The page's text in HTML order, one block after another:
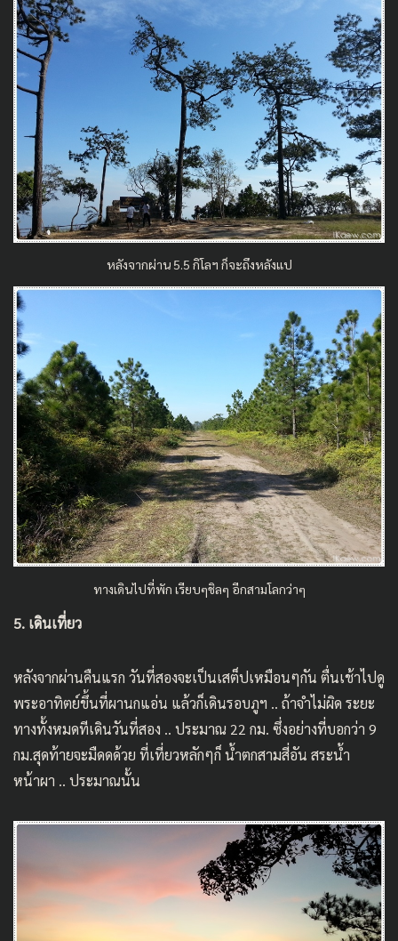
หลังจากผ่าน 5.5 กิโลฯ ก็จะถึงหลังแป
ทางเดินไปที่พัก เรียบๆชิลๆ อีกสามโลกว่าๆ
5. เดินเที่ยว
หลังจากผ่านคืนแรก วันที่สองจะเป็นเสต็ปเหมือนๆกัน ตื่นเช้าไปดู
พระอาทิตย์ขึ้นที่ผานกแอ่น แล้วก็เดินรอบภูฯ .. ถ้าจำไม่ผิด ระยะ
ทางทั้งหมดทีเดินวันที่สอง .. ประมาณ 22 กม. ซึ่งอย่างที่บอกว่า 9
กม.สุดท้ายจะมืดดด้วย ที่เที่ยวหลักๆก็ น้ำตกสามสี่อัน สระน้ำ
หน้าผา .. ประมาณนั้น